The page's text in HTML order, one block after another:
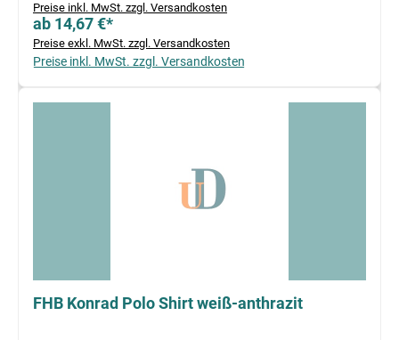
Preise inkl. MwSt. zzgl. Versandkosten
ab 14,67 €*
Preise exkl. MwSt. zzgl. Versandkosten
Preise inkl. MwSt. zzgl. Versandkosten
FHB Konrad Polo Shirt weiß-anthrazit